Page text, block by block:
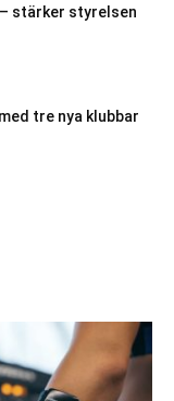
stärker styrelsen
tre nya klubbar